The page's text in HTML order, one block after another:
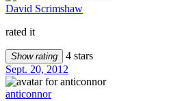
David Scrimshaw
rated it
Show rating
4 stars
Sept. 20, 2012
anticonnor